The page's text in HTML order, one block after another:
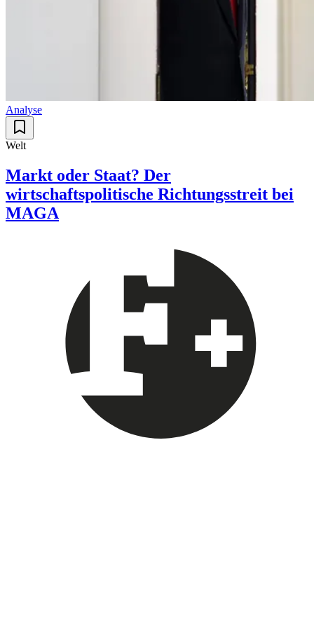
Analyse
Welt
Markt oder Staat? Der
wirtschaftspolitische Richtungsstreit bei
MAGA